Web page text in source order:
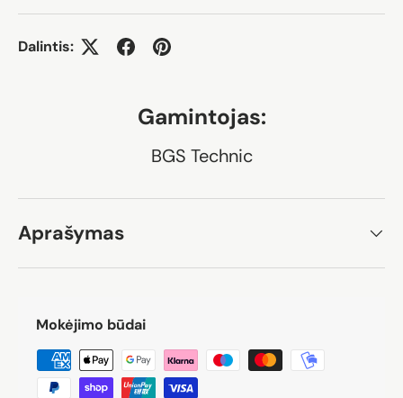
Dalintis:
Gamintojas:
BGS Technic
Aprašymas
Mokėjimo būdai